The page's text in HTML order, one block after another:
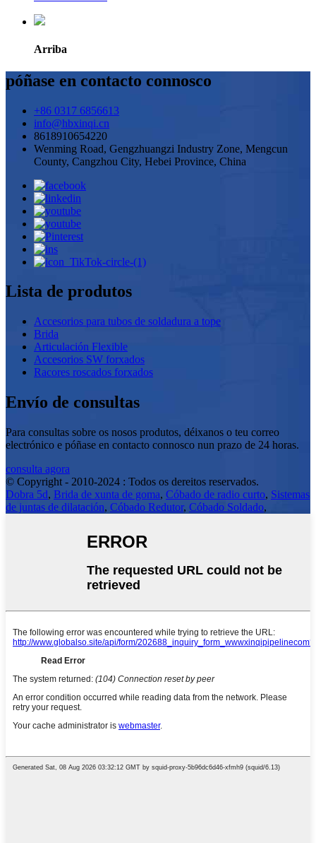
Arriba
póñase en contacto connosco
+86 0317 6856613
info@hbxinqi.cn
8618910654220
Wenming Road, Gengzhuangzi Industry Zone, Mengcun
County, Cangzhou City, Hebei Province, China
Lista de produtos
Accesorios para tubos de soldadura a tope
Brida
Articulación Flexible
Accesorios SW forxados
Racores roscados forxados
Envío de consultas
Para consultas sobre os nosos produtos, déixanos o teu correo
electrónico e póñase en contacto connosco nun prazo de 24 horas.
consulta agora
© Copyright - 2010-2024 : Todos os dereitos reservados.
Dobra 5d, Brida de xunta de goma, Cóbado de radio curto, Sistemas
de juntas de dilatación, Cóbado Redutor, Cóbado Soldado,